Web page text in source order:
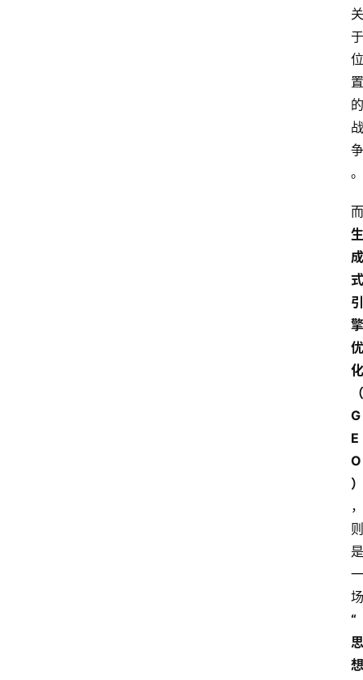
关
于
位
置
的
战
争
。
而
生
成
式
引
擎
优
化
（
G
E
O
）
，
则
是
一
场
“
思
想